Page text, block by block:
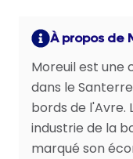
À propos de
Moreuil est une
dans le
bords de l'Avre.
industrie de la
marqué son